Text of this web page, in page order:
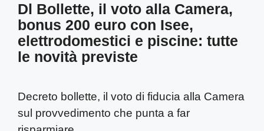
Dl Bollette, il voto alla Camera,
bonus 200 euro con Isee,
elettrodomestici e piscine: tutte
le novità previste
Decreto bollette, il voto di fiducia alla Camera
sul provvedimento che punta a far